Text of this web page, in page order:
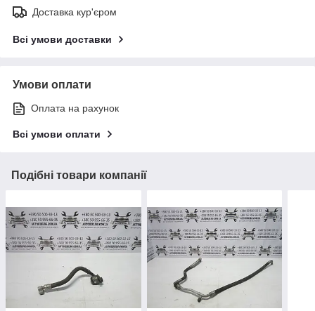
Доставка кур'єром
Всі умови доставки
Умови оплати
Оплата на рахунок
Всі умови оплати
Подібні товари компанії